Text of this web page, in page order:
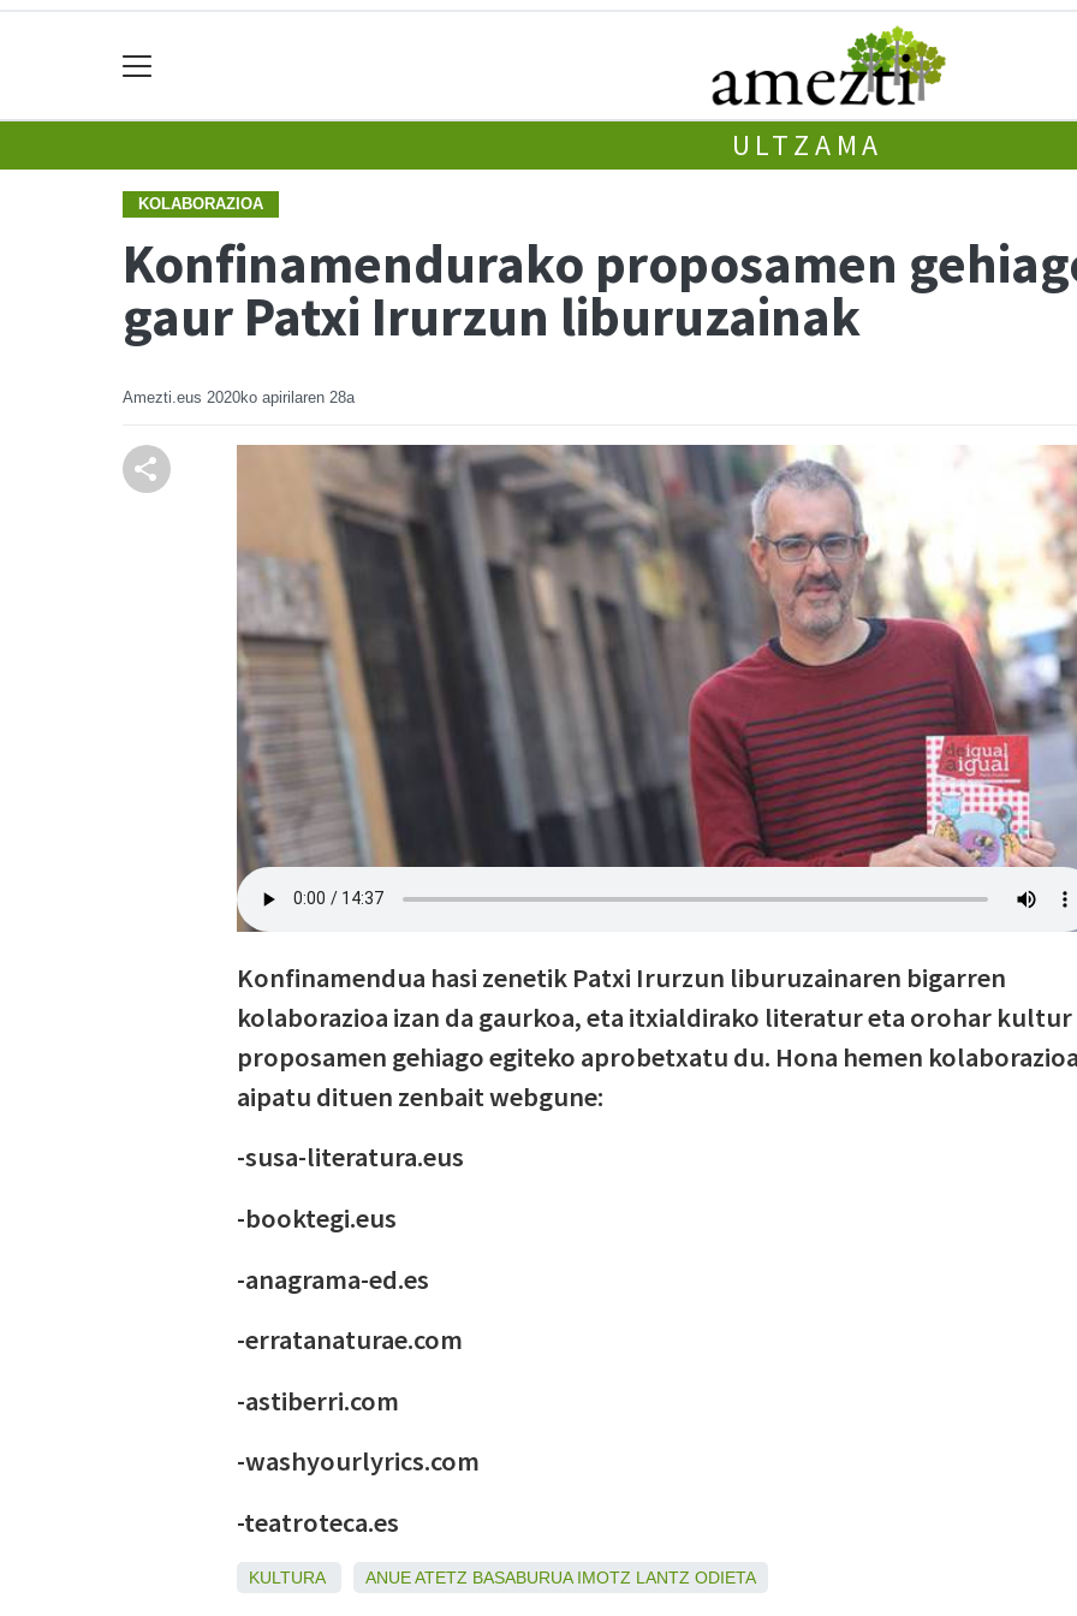
ULTZAMA
KOLABORAZIOA
Konfinamendurako proposamen
gaur Patxi Irurzun liburuzainak
Amezti.eus 2020ko apirilaren 28a
Konfinamendua hasi zenetik Patxi Irurzun liburuzainaren bigarren
kolaborazioa izan da gaurkoa, eta itxialdirako literatur eta orohar kultur
proposamen gehiago egiteko aprobetxatu du. Hona hemen
aipatu dituen zenbait webgune:
-susa-literatura.eus
-booktegi.eus
-anagrama-ed.es
-erratanaturae.com
-astiberri.com
-washyourlyrics.com
-teatroteca.es
KULTURA ANUEATETZ BASABURUA IMOTZ LANTZ ODIETA